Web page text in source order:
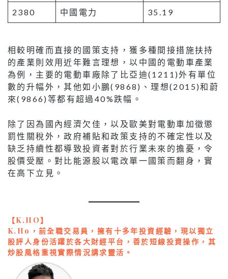
2380 中國電力 35.19
相較明確而直接的國策支持，獲多種間接措施扶持
的產業則效用近年難言理想，以中國的電動車產業
為例，主要的電動車廠除了比亞迪(1211)外有單位
數的升幅外，其他如小鵬(9868)、理想(2015)和蔚
來(9866)等都有超過40%跌幅。
除了因為國內經濟欠佳，以及歐美對電動車加徵懲
罰性關稅外，政府補貼和政策支持的不確定性以及
缺乏持續性都導致投資者對於行業未來的擔憂​，令
股價受壓。對比能源股以電改單一國策而翻身，實
在高下立見。
【K.HO】
K.Ho，前全職交易員，擁有十多年投資經驗，現以獨立
股評人身份活躍於各大財經平台，善於短線投資操作，其
炒股風格重視實際情況講求靈活。